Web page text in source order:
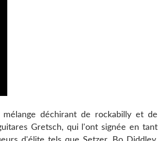
déchirant de rockabilly et de
Gretsch, qui l'ont signée en tant